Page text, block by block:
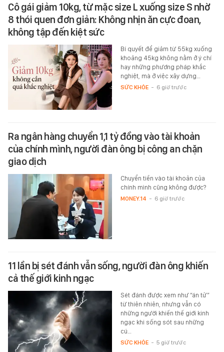
Cô gái giảm 10kg, từ mặc size L xuống size S nhờ
8 thói quen đơn giản: Không nhịn ăn cực đoan,
không tập đến kiệt sức
Bí quyết để giảm từ 55kg xuống
khoảng 45kg không nằm ở ý chí
hay những phương pháp khắc
nghiệt, mà ở việc xây dựng…
SỨC KHỎE - 6 giờ trước
Ra ngân hàng chuyển 1,1 tỷ đồng vào tài khoản
của chính mình, người đàn ông bị công an chặn
giao dịch
Chuyển tiền vào tài khoản của
chính mình cũng không được?
MONEY.14 - 6 giờ trước
11 lần bị sét đánh vẫn sống, người đàn ông khiến
cả thế giới kinh ngạc
Sét đánh được xem như “án tử”
từ thiên nhiên, nhưng vẫn có
những người khiến thế giới kinh
ngạc khi sống sót sau những
cú…
SỨC KHỎE - 5 giờ trước